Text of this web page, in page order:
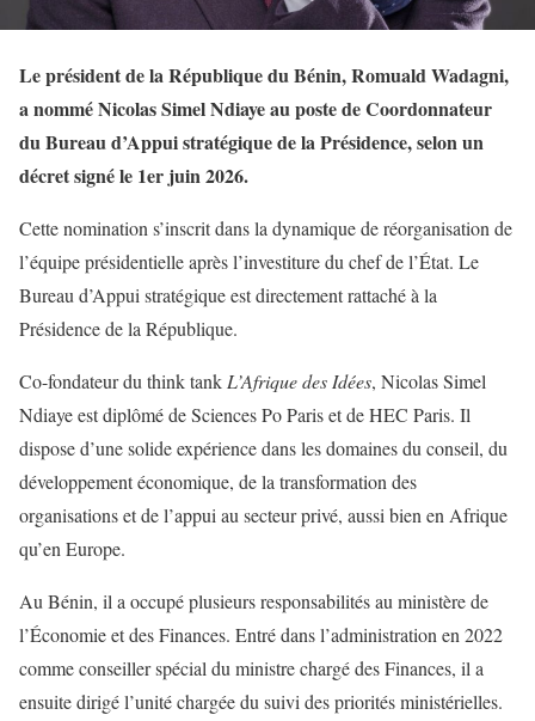
Le président de la République du Bénin, Romuald Wadagni,
a nommé Nicolas Simel Ndiaye au poste de Coordonnateur
du Bureau d’Appui stratégique de la Présidence, selon un
décret signé le 1er juin 2026.
Cette nomination s’inscrit dans la dynamique de réorganisation de
l’équipe présidentielle après l’investiture du chef de l’État. Le
Bureau d’Appui stratégique est directement rattaché à la
Présidence de la République.
Co-fondateur du think tank L’Afrique des Idées, Nicolas Simel
Ndiaye est diplômé de Sciences Po Paris et de HEC Paris. Il
dispose d’une solide expérience dans les domaines du conseil, du
développement économique, de la transformation des
organisations et de l’appui au secteur privé, aussi bien en Afrique
qu’en Europe.
Au Bénin, il a occupé plusieurs responsabilités au ministère de
l’Économie et des Finances. Entré dans l’administration en 2022
comme conseiller spécial du ministre chargé des Finances, il a
ensuite dirigé l’unité chargée du suivi des priorités ministérielles.